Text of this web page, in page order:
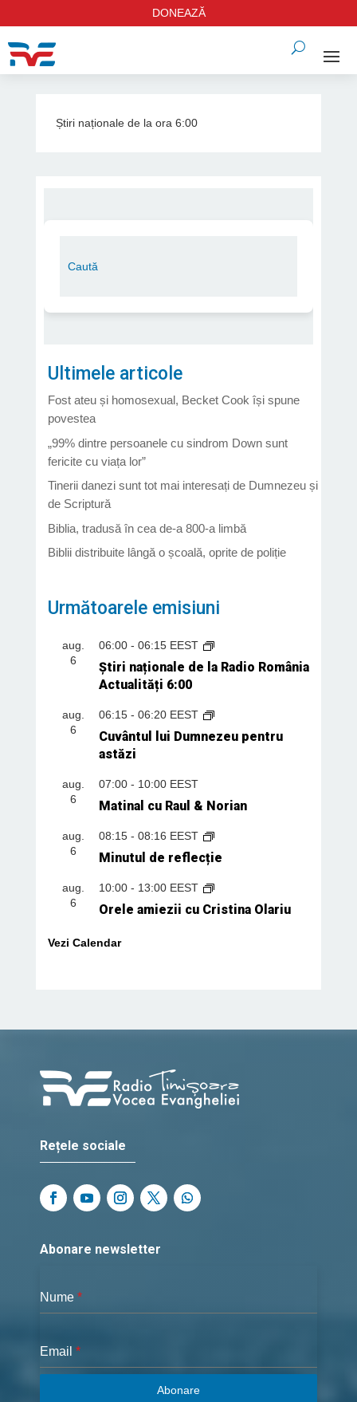
DONEAZĂ
Știri naționale de la ora 6:00
Ultimele articole
Fost ateu și homosexual, Becket Cook își spune
povestea
„99% dintre persoanele cu sindrom Down sunt
fericite cu viața lor”
Tinerii danezi sunt tot mai interesați de Dumnezeu și
de Scriptură
Biblia, tradusă în cea de-a 800-a limbă
Biblii distribuite lângă o școală, oprite de poliție
Următoarele emisiuni
aug.
6
06:00- 06:15 EEST
Știri naționale de la Radio România
Actualități 6:00
aug.
6
06:15- 06:20 EEST
Cuvântul lui Dumnezeu pentru
astăzi
aug.
6
07:00- 10:00 EEST
Matinal cu Raul & Norian
aug.
6
08:15- 08:16 EEST
Minutul de reflecție
aug.
6
10:00- 13:00 EEST
Orele amiezii cu Cristina Olariu
Vezi Calendar
Rețele sociale
Abonare newsletter
Nume *
Email *
Abonare